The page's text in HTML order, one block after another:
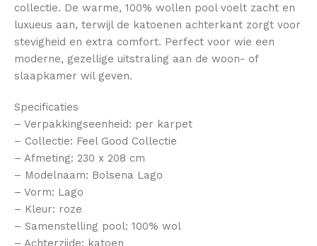
collectie. De warme, 100% wollen pool voelt zacht en
luxueus aan, terwijl de katoenen achterkant zorgt voor
stevigheid en extra comfort. Perfect voor wie een
moderne, gezellige uitstraling aan de woon- of
slaapkamer wil geven.
Specificaties
– Verpakkingseenheid: per karpet
– Collectie: Feel Good Collectie
– Afmeting: 230 x 208 cm
– Modelnaam: Bolsena Lago
– Vorm: Lago
– Kleur: roze
– Samenstelling pool: 100% wol
– Achterzijde: katoen